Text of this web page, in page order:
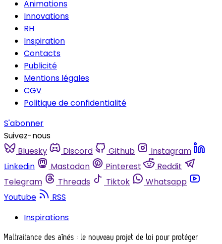
Animations
Innovations
RH
Inspiration
Contacts
Publicité
Mentions légales
CGV
Politique de confidentialité
S'abonner
Suivez-nous
Bluesky
Discord Github
Instagram
Linkedin
Mastodon Pinterest
Reddit
Telegram
Threads Tiktok
Whatsapp
Youtube
RSS
Inspirations
Maltraitance des aînés : le nouveau projet de loi pour protéger